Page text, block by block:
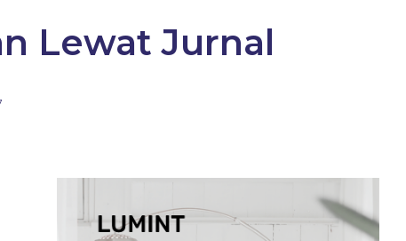
Lewat Jurnal